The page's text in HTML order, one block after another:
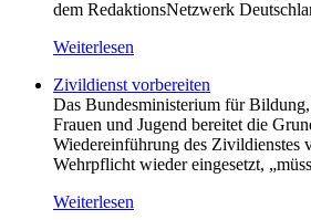
dem RedaktionsNetzwerk
Weiterlesen
Zivildienst vorbereiten
Das Bundesministerium für
Frauen und Jugend bereitet die
Wiedereinführung des Zivildienstes
Wehrpflicht wieder eingesetzt,
Weiterlesen